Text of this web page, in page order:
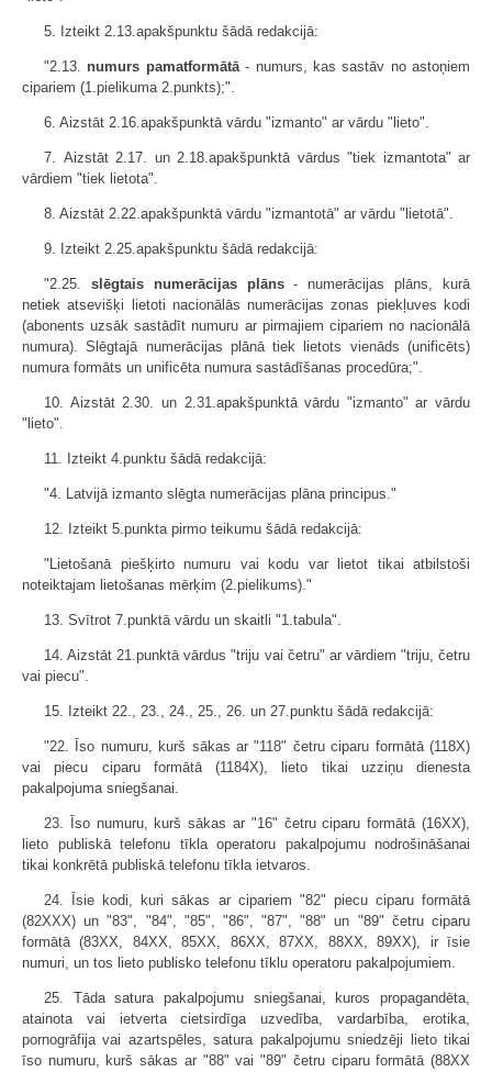
5. Izteikt 2.13.apakšpunktu šādā redakcijā:
"2.13. numurs pamatformātā- numurs, kas sastāv no astoņiem
cipariem (1.pielikuma 2.punkts);".
6. Aizstāt 2.16.apakšpunktā vārdu "izmanto" ar vārdu "lieto".
7. Aizstāt 2.17. un 2.18.apakšpunktā vārdus "tiek izmantota" ar
vārdiem "tiek lietota".
8. Aizstāt 2.22.apakšpunktā vārdu "izmantotā" ar vārdu "lietotā".
9. Izteikt 2.25.apakšpunktu šādā redakcijā:
"2.25. slēgtais numerācijas plāns- numerācijas plāns, kurā
netiek atsevišķi lietoti nacionālās numerācijas zonas piekļuves kodi
(abonents uzsāk sastādīt numuru ar pirmajiem cipariem no nacionālā
numura). Slēgtajā numerācijas plānā tiek lietots vienāds (unificēts)
numura formāts un unificēta numura sastādīšanas procedūra;".
10. Aizstāt 2.30. un 2.31.apakšpunktā vārdu "izmanto" ar vārdu
"lieto".
11. Izteikt 4.punktu šādā redakcijā:
"4. Latvijā izmanto slēgta numerācijas plāna principus."
12. Izteikt 5.punkta pirmo teikumu šādā redakcijā:
"Lietošanā piešķirto numuru vai kodu var lietot tikai atbilstoši
noteiktajam lietošanas mērķim (2.pielikums)."
13. Svītrot 7.punktā vārdu un skaitli "1.tabula".
14. Aizstāt 21.punktā vārdus "triju vai četru" ar vārdiem "triju, četru
vai piecu".
15. Izteikt 22., 23., 24., 25., 26. un 27.punktu šādā redakcijā:
"22. Īso numuru, kurš sākas ar "118" četru ciparu formātā (118X)
vai piecu ciparu formātā (1184X), lieto tikai uzziņu dienesta
pakalpojuma sniegšanai.
23. Īso numuru, kurš sākas ar "16" četru ciparu formātā (16XX),
lieto publiskā telefonu tīkla operatoru pakalpojumu nodrošināšanai
tikai konkrētā publiskā telefonu tīkla ietvaros.
24. Īsie kodi, kuri sākas ar cipariem "82" piecu ciparu formātā
(82XXX) un "83", "84", "85", "86", "87", "88" un "89" četru ciparu
formātā (83XX, 84XX, 85XX, 86XX, 87XX, 88XX, 89XX), ir īsie
numuri, un tos lieto publisko telefonu tīklu operatoru pakalpojumiem.
25. Tāda satura pakalpojumu sniegšanai, kuros propagandēta,
atainota vai ietverta cietsirdīga uzvedība, vardarbība, erotika,
pornogrāfija vai azartspēles, satura pakalpojumu sniedzēji lieto tikai
īso numuru, kurš sākas ar "88" vai "89" četru ciparu formātā (88XX